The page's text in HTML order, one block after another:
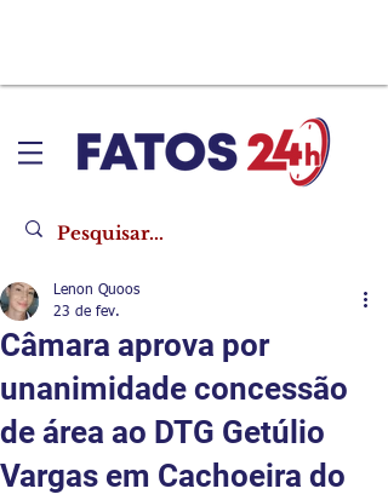
Câmara aprova por
unanimidade concessão
de área ao DTG Getúlio
Vargas em Cachoeira do
Lenon Quoos
23 de fev.